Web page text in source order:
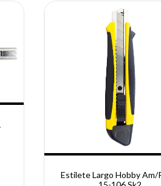
Estilete Largo Hobby Am/